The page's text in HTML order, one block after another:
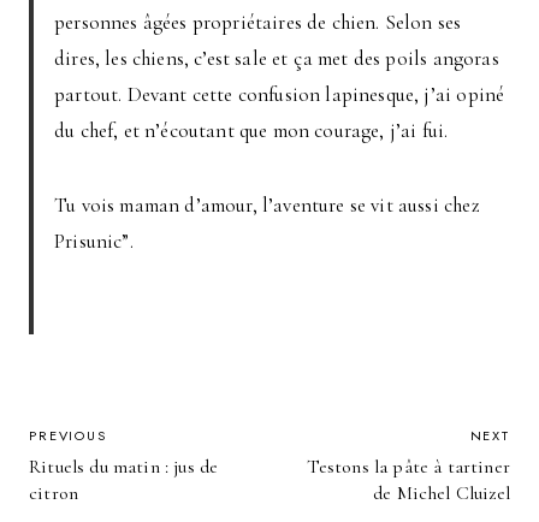
personnes âgées propriétaires de chien. Selon ses
dires, les chiens, c’est sale et ça met des poils angoras
partout. Devant cette confusion lapinesque, j’ai opiné
du chef, et n’écoutant que mon courage, j’ai fui.
Tu vois maman d’amour, l’aventure se vit aussi chez
Prisunic”.
POST
NAVIGATION
PREVIOUS
Rituels du matin : jus de
citron
NEXT
Testons la pâte à tartiner
de Michel Cluizel